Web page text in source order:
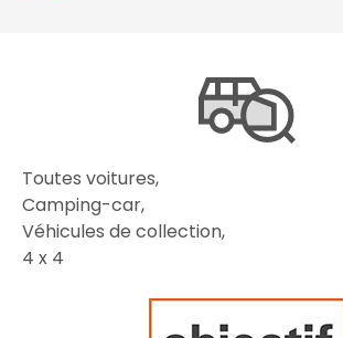
Toutes voitures,
Camping-car,
Véhicules de collection,
4 x 4